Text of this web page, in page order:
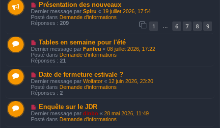
N
o
u
v
e
u
m
e
s
s
g
e
Présentation des nouveaux
Dernier message par Spiru « 19 juillet 2026, 17:54
Posté dans Demande d'informations
Réponses : 209 1 6 7 8 9
N
o
u
v
e
u
m
e
s
a
g
e
Tables en semaine pour l'été
Dernier message par Fanfeu « 08 juillet 2026, 17:22
Posté dans Demande d'informations
Réponses : 21
N
o
u
v
e
u
m
e
Date de fermeture estivale ?
Dernier message par Wolfator « 12 juin 2026, 23:20
Posté dans Demande d'informations
Réponses : 2
N
o
u
v
Enquête sur le JDR
Dernier message par dinbo « 28 mai 2026, 11:49
Posté dans Demande d'informations